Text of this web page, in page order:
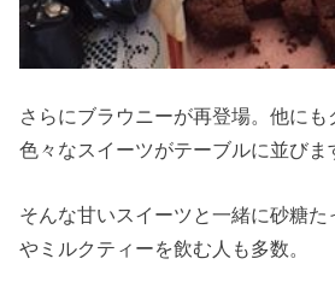
さらにブラウニーが再登場。他に
色々なスイーツがテーブルに並びま
そんな甘いスイーツと一緒に砂糖た
やミルクティーを飲む人も多数。